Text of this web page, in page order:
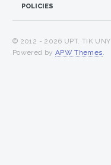
POLICIES
© 2012 - 2026 UPT. TIK UNY
Powered by APW Themes